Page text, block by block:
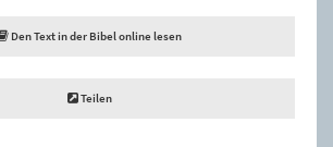
Den Text in der Bibel online lesen
Teilen